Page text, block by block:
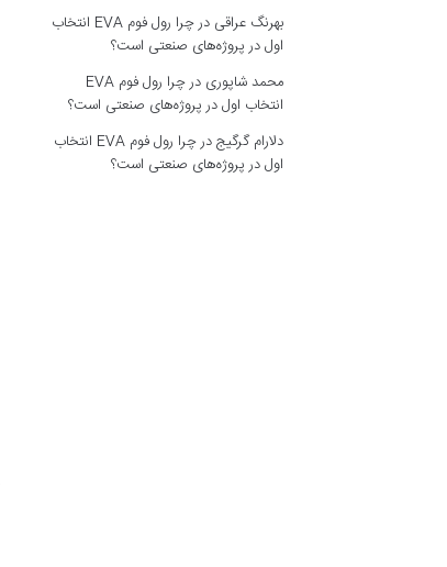
بهرنگ عراقی در
چرا رول فوم EVA انتخاب
اول در پروژه‌های صنعتی است؟
محمد شاپوری در
چرا رول فوم EVA
انتخاب اول در پروژه‌های صنعتی است؟
دلارام گرگیجدر
چرا رول فوم EVA انتخاب
اول در پروژه‌های صنعتی است؟